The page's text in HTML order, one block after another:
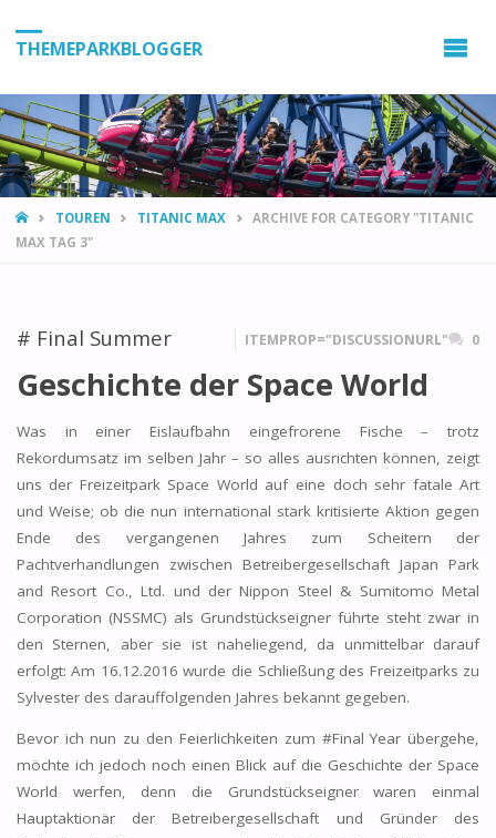
THEMEPARKBLOGGER
HOMETOUREN TITANIC MAX
ARCHIVE FOR CATEGORY "TITANIC
MAX TAG 3"
# Final Summer ITEMPROP="DISCUSSIONURL" 0
Geschichte der Space World
Was in einer Eislaufbahn eingefrorene Fische – trotz
Rekordumsatz im selben Jahr – so alles ausrichten können, zeigt
uns der Freizeitpark Space World auf eine doch sehr fatale Art
und Weise; ob die nun international stark kritisierte Aktion gegen
Ende des vergangenen Jahres zum Scheitern der
Pachtverhandlungen zwischen Betreibergesellschaft Japan Park
and Resort Co., Ltd. und der Nippon Steel & Sumitomo Metal
Corporation (NSSMC) als Grundstückseigner führte steht zwar in
den Sternen, aber sie ist naheliegend, da unmittelbar darauf
erfolgt: Am 16.12.2016 wurde die Schließung des Freizeitparks zu
Sylvester des darauffolgenden Jahres bekannt gegeben.
Bevor ich nun zu den Feierlichkeiten zum #Final Year übergehe,
möchte ich jedoch noch einen Blick auf die Geschichte der Space
World werfen, denn die Grundstückseigner waren einmal
Hauptaktionär der Betreibergesellschaft und Gründer des